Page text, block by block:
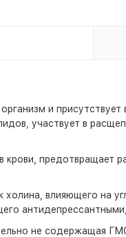
и
участвует в
крови, предотвращает
холина, влияющего на
не содержащая